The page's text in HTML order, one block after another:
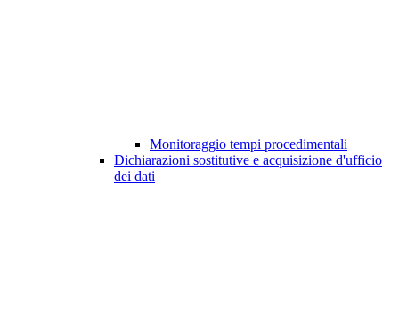
Monitoraggio tempi procedimentali
Dichiarazioni sostitutive e acquisizione d'ufficio
dei dati